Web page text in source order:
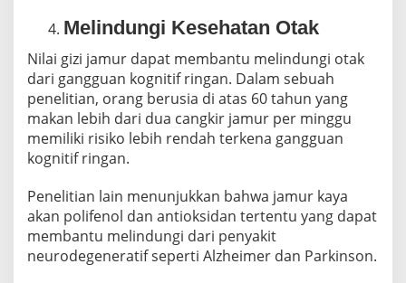
Melindungi Kesehatan Otak
Nilai gizi jamur dapat membantu melindungi otak
dari gangguan kognitif ringan. Dalam sebuah
penelitian, orang berusia di atas 60 tahun yang
makan lebih dari dua cangkir jamur per minggu
memiliki risiko lebih rendah terkena gangguan
kognitif ringan.
Penelitian lain menunjukkan bahwa jamur kaya
akan polifenol dan antioksidan tertentu yang dapat
membantu melindungi dari penyakit
neurodegeneratif seperti Alzheimer dan Parkinson.